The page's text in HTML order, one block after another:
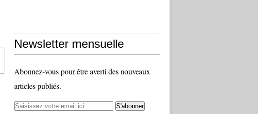
Newsletter mensuelle
Abonnez-vous pour être averti des nouveaux
articles publiés.